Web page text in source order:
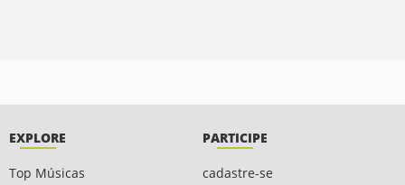
EXPLORE
Top Músicas
PARTICIPE
cadastre-se